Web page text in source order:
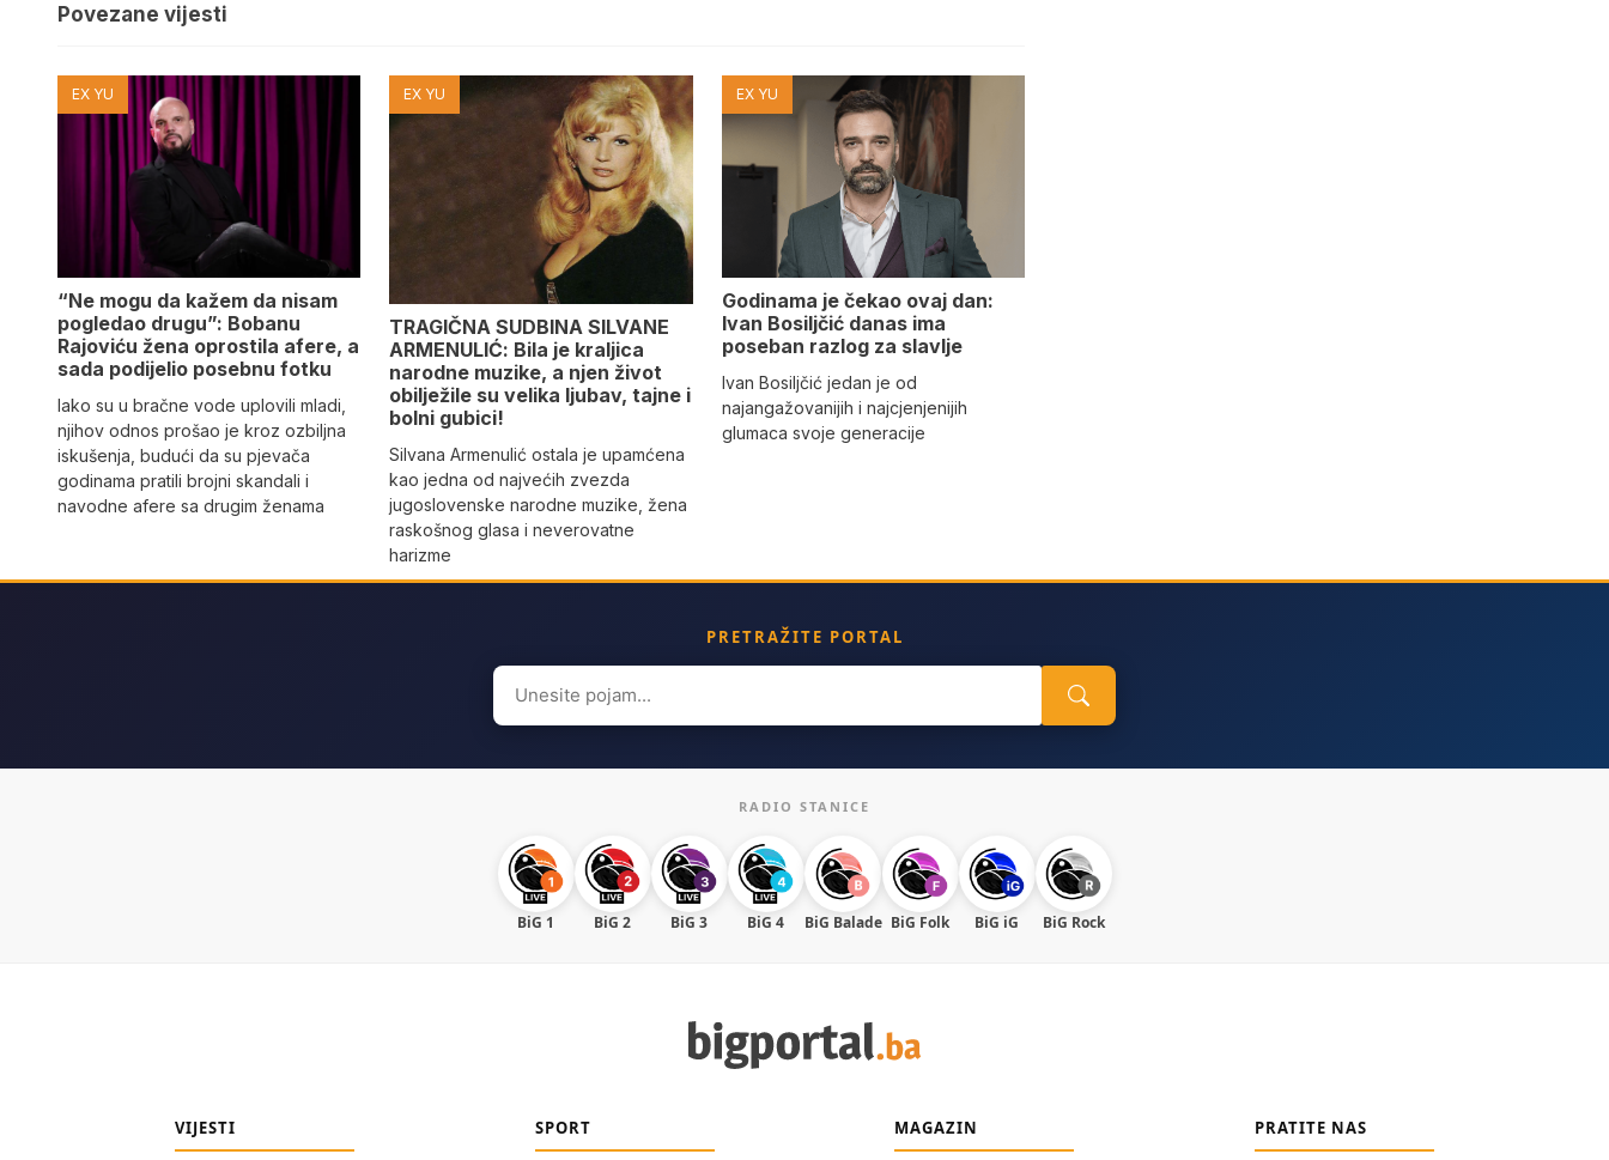
Povezane vijesti
EX YU
“Ne mogu da kažem da nisam
pogledao drugu”: Bobanu
Rajoviću žena oprostila afere, a
sada podijelio posebnu fotku
Iako su u bračne vode uplovili mladi,
njihov odnos prošao je kroz ozbiljna
iskušenja, budući da su pjevača
godinama pratili brojni skandali i
navodne afere sa drugim ženama
EX YU
TRAGIČNA SUDBINA SILVANE
ARMENULIĆ: Bila je kraljica
narodne muzike, a njen život
obilježile su velika ljubav, tajne i
bolni gubici!
Silvana Armenulić ostala je upamćena
kao jedna od najvećih zvezda
jugoslovenske narodne muzike, žena
raskošnog glasa i neverovatne
harizme
EX YU
Godinama je čekao ovaj dan:
Ivan Bosiljčić danas ima
poseban razlog za slavlje
Ivan Bosiljčić jedan je od
najangažovanijih i najcjenjenijih
glumaca svoje generacije
PRETRAŽITE PORTAL
Search
for:
RADIO STANICE
BiG 1 BiG 2 BiG 3 BiG 4 BiG Balade BiG Folk BiG iG BiG Rock
VIJESTI SPORT MAGAZIN PRATITE NAS